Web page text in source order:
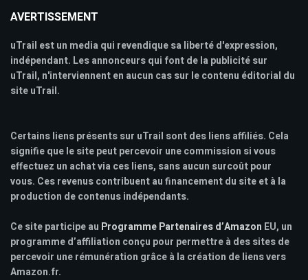
AVERTISSEMENT
uTrail est un media qui revendique sa liberté d'expression,
indépendant. Les annonceurs qui font de la publicité sur
uTrail, n'interviennent en aucun cas sur le contenu éditorial du
site uTrail.
Certains liens présents sur uTrail sont des liens affiliés. Cela
signifie que le site peut percevoir une commission si vous
effectuez un achat via ces liens, sans aucun surcoût pour
vous. Ces revenus contribuent au financement du site et à la
production de contenus indépendants.
Ce site participe au Programme Partenaires d’Amazon EU, un
programme d’affiliation conçu pour permettre à des sites de
percevoir une rémunération grâce à la création de liens vers
Amazon.fr.